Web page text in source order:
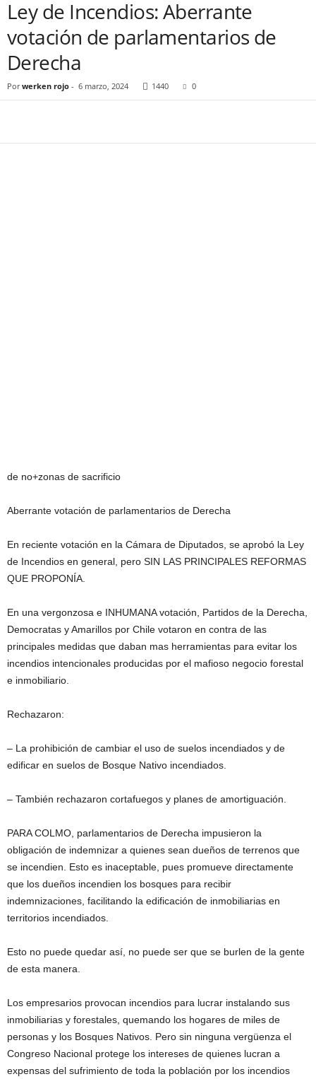
Ley de Incendios: Aberrante
votación de parlamentarios de
Derecha
Por werken rojo - 6 marzo, 2024 1440 0
de no+zonas de sacrificio
Aberrante votación de parlamentarios de Derecha
En reciente votación en la Cámara de Diputados, se aprobó la Ley
de Incendios en general, pero SIN LAS PRINCIPALES REFORMAS
QUE PROPONÍA.
En una vergonzosa e INHUMANA votación, Partidos de la Derecha,
Democratas y Amarillos por Chile votaron en contra de las
principales medidas que daban mas herramientas para evitar los
incendios intencionales producidas por el mafioso negocio forestal
e inmobiliario.
Rechazaron:
– La prohibición de cambiar el uso de suelos incendiados y de
edificar en suelos de Bosque Nativo incendiados.
– También rechazaron cortafuegos y planes de amortiguación.
PARA COLMO, parlamentarios de Derecha impusieron la
obligación de indemnizar a quienes sean dueños de terrenos que
se incendien. Esto es inaceptable, pues promueve directamente
que los dueños incendien los bosques para recibir
indemnizaciones, facilitando la edificación de inmobiliarias en
territorios incendiados.
Esto no puede quedar así, no puede ser que se burlen de la gente
de esta manera.
Los empresarios provocan incendios para lucrar instalando sus
inmobiliarias y forestales, quemando los hogares de miles de
personas y los Bosques Nativos. Pero sin ninguna vergüenza el
Congreso Nacional protege los intereses de quienes lucran a
expensas del sufrimiento de toda la población por los incendios